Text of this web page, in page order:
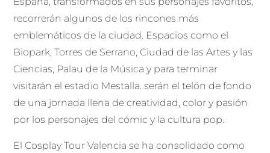
recorrerán algunos de los rincones más
emblemáticos de la ciudad. Espacios como el
Biopark, Torres de Serrano, Ciudad de las Artes y las
Ciencias, Palau de la Música y para terminar
visitarán el estadio Mestalla. serán el telón de fondo
de una jornada llena de creatividad, color y pasión
por los personajes del cómic y la cultura pop.
El Cosplay Tour Valencia se ha consolidado como